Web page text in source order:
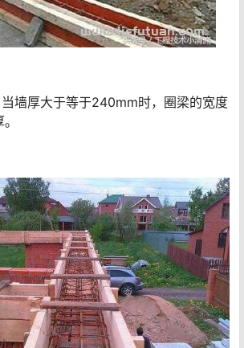
墙厚大于等于240mm时，圈梁的宽度